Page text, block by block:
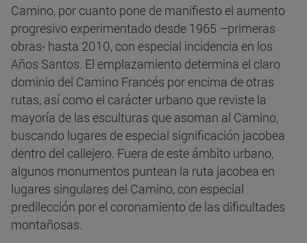
Camino, por cuanto pone de manifiesto el aumento
progresivo experimentado desde 1965 –primeras
obras- hasta 2010, con especial incidencia en los
Años Santos. El emplazamiento determina el claro
dominio del Camino Francés por encima de otras
rutas, así como el carácter urbano que reviste la
mayoría de las esculturas que asoman al Camino,
buscando lugares de especial significación jacobea
dentro del callejero. Fuera de este ámbito urbano,
algunos monumentos puntean la ruta jacobea en
lugares singulares del Camino, con especial
predilección por el coronamiento de las dificultades
montañosas.